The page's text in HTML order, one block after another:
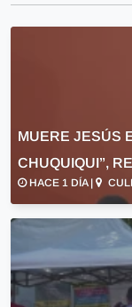
MUERE JESÚS
CHUQUIQUI”,
HACE 1 DÍA |